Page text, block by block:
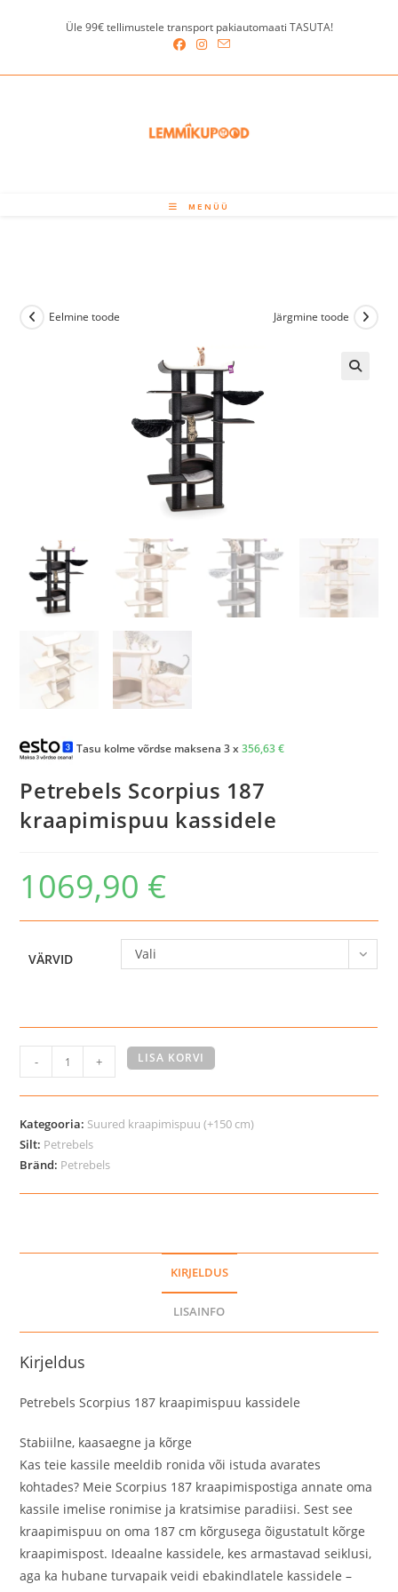
Üle 99€ tellimustele transport pakiautomaati TASUTA!
MENÜÜ
Eelmine toode Järgmine toode
Tasu kolme võrdse maksena 3 x356,63€
Petrebels Scorpius 187
kraapimispuu kassidele
1069,90 €
VÄRVID Vali
Petrebels
Scorpius
187
kraapimispuu
kassidele
kogus
- + LISA KORVI
Kategooria: Suured kraapimispuu (+150 cm)
Silt: Petrebels
Bränd: Petrebels
KIRJELDUS
LISAINFO
Kirjeldus
Petrebels Scorpius 187 kraapimispuu kassidele
Stabiilne, kaasaegne ja kõrge
Kas teie kassile meeldib ronida või istuda avarates
kohtades? Meie Scorpius 187 kraapimispostiga annate oma
kassile imelise ronimise ja kratsimise paradiisi. Sest see
kraapimispuu on oma 187 cm kõrgusega õigustatult kõrge
kraapimispost. Ideaalne kassidele, kes armastavad seiklusi,
aga ka hubane turvapaik veidi ebakindlatele kassidele –